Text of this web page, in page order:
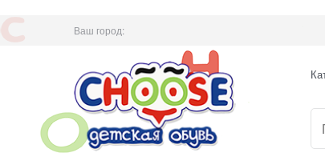
Ваш город: